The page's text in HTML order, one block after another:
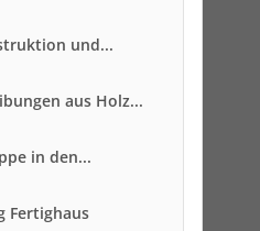
und...
aus Holz...
in den...
Fertighaus